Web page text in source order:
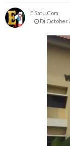
E Satu.com
Di October